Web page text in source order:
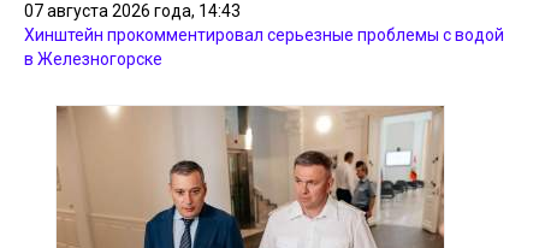
07 августа 2026 года, 14:43
Хинштейн прокомментировал серьезные проблемы с водой
в Железногорске